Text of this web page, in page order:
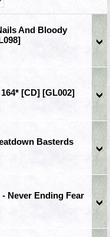
And Bloody
[CD] [GL002]
Basterds
Never Ending Fear